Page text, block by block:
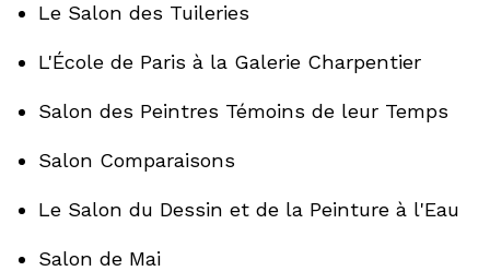
Le Salon des Tuileries
L'École de Paris à la Galerie Charpentier
Salon des Peintres Témoins de leur Temps
Salon Comparaisons
Le Salon du Dessin et de la Peinture à l'Eau
Salon de Mai